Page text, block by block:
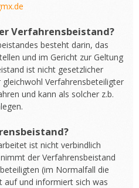
Verfahrensbeistand?
besteht darin, das
und im Gericht zur Geltung
ist nicht gesetzlicher
Verfahrensbeteiligter
und kann als solcher z.b.
ist nicht verbindlich
der Verfahrensbeistand
(im Normalfall die
auf und informiert sich was